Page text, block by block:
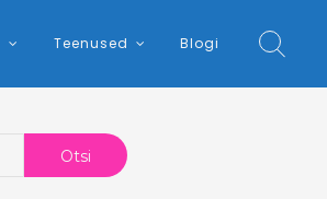
Teenused Blogi
Otsi